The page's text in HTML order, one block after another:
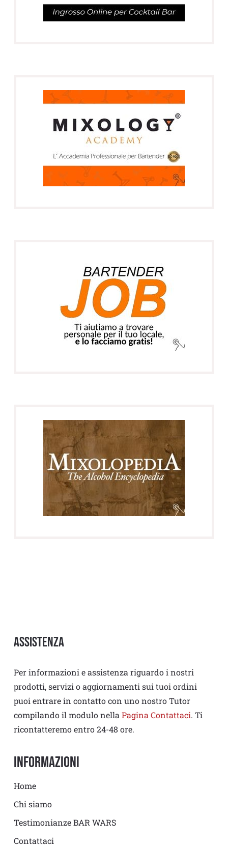
Assistenza
Per informazioni e assistenza riguardo i nostri
prodotti, servizi o aggiornamenti sui tuoi ordini
puoi entrare in contatto con uno nostro Tutor
compilando il modulo nella Pagina Contattaci. Ti
ricontatteremo entro 24-48 ore.
Informazioni
Home
Chi siamo
Testimonianze BAR WARS
Contattaci